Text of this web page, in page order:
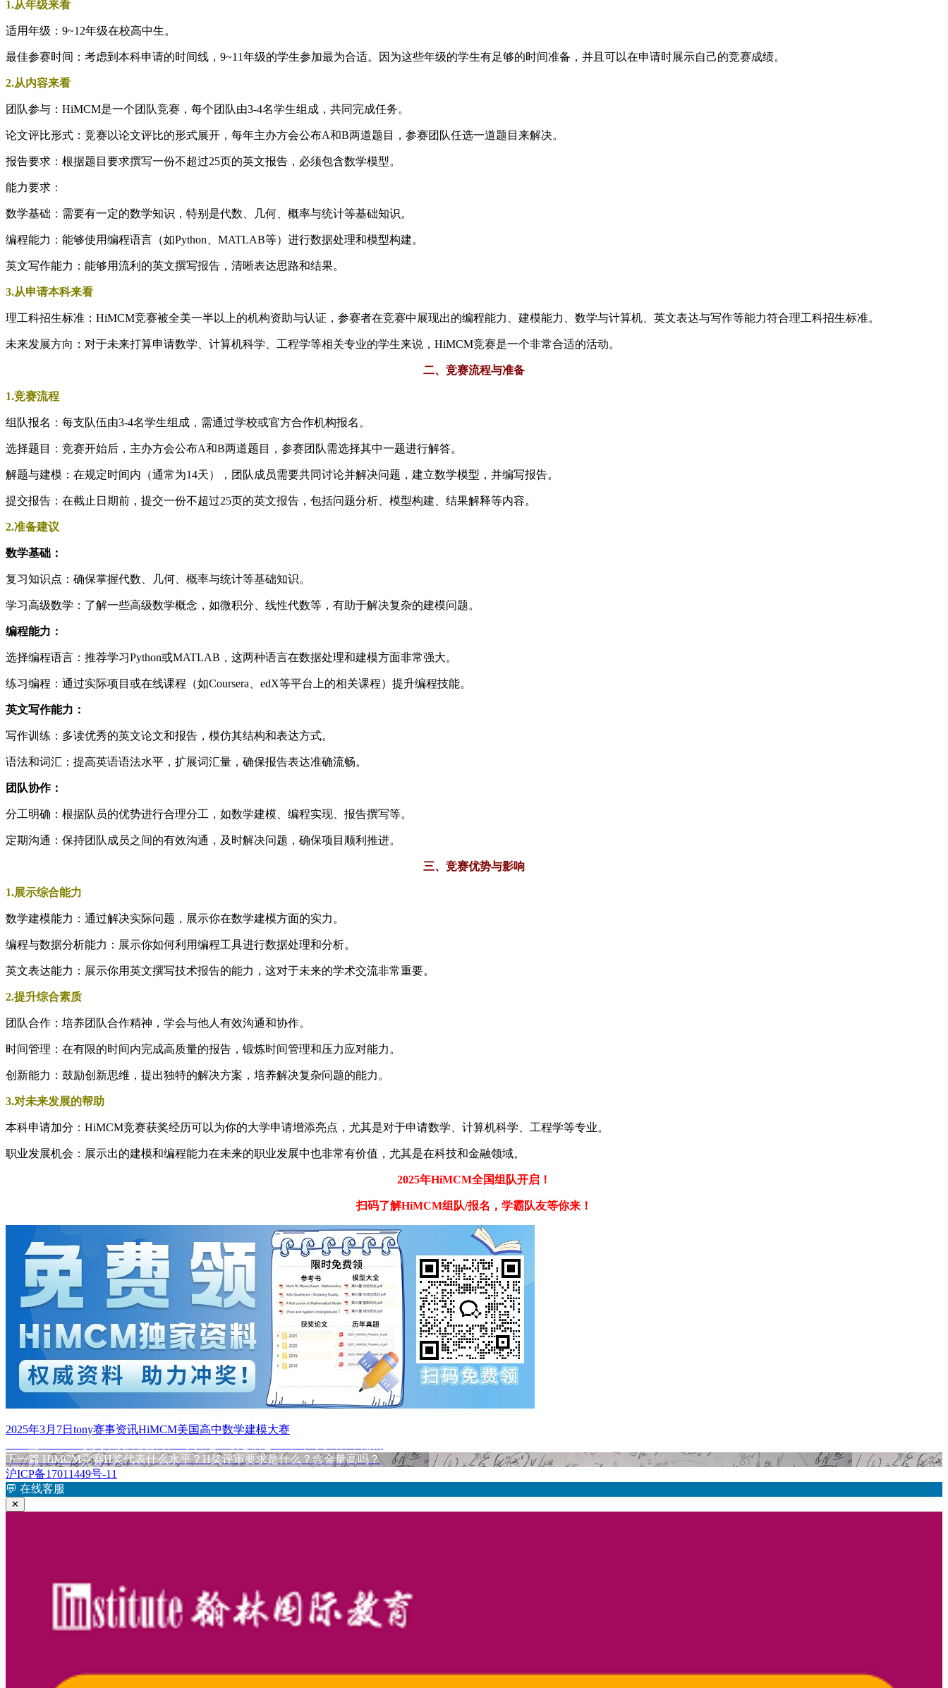
1.从年级来看
适用年级：9~12年级在校高中生。
最佳参赛时间：考虑到本科申请的时间线，9~11年级的学生参加最为合适。因为这些年级的学生有足够的时间准备，并且可以在申请时展示自己的竞赛成绩。
2.从内容来看
团队参与：HiMCM是一个团队竞赛，每个团队由3-4名学生组成，共同完成任务。
论文评比形式：竞赛以论文评比的形式展开，每年主办方会公布A和B两道题目，参赛团队任选一道题目来解决。
报告要求：根据题目要求撰写一份不超过25页的英文报告，必须包含数学模型。
能力要求：
数学基础：需要有一定的数学知识，特别是代数、几何、概率与统计等基础知识。
编程能力：能够使用编程语言（如Python、MATLAB等）进行数据处理和模型构建。
英文写作能力：能够用流利的英文撰写报告，清晰表达思路和结果。
3.从申请本科来看
理工科招生标准：HiMCM竞赛被全美一半以上的机构资助与认证，参赛者在竞赛中展现出的编程能力、建模能力、数学与计算机、英文表达与写作等能力符合理工科招生标准。
未来发展方向：对于未来打算申请数学、计算机科学、工程学等相关专业的学生来说，HiMCM竞赛是一个非常合适的活动。
二、竞赛流程与准备
1.竞赛流程
组队报名：每支队伍由3-4名学生组成，需通过学校或官方合作机构报名。
选择题目：竞赛开始后，主办方会公布A和B两道题目，参赛团队需选择其中一题进行解答。
解题与建模：在规定时间内（通常为14天），团队成员需要共同讨论并解决问题，建立数学模型，并编写报告。
提交报告：在截止日期前，提交一份不超过25页的英文报告，包括问题分析、模型构建、结果解释等内容。
2.准备建议
数学基础：
复习知识点：确保掌握代数、几何、概率与统计等基础知识。
学习高级数学：了解一些高级数学概念，如微积分、线性代数等，有助于解决复杂的建模问题。
编程能力：
选择编程语言：推荐学习Python或MATLAB，这两种语言在数据处理和建模方面非常强大。
练习编程：通过实际项目或在线课程（如Coursera、edX等平台上的相关课程）提升编程技能。
英文写作能力：
写作训练：多读优秀的英文论文和报告，模仿其结构和表达方式。
语法和词汇：提高英语语法水平，扩展词汇量，确保报告表达准确流畅。
团队协作：
分工明确：根据队员的优势进行合理分工，如数学建模、编程实现、报告撰写等。
定期沟通：保持团队成员之间的有效沟通，及时解决问题，确保项目顺利推进。
三、竞赛优势与影响
1.展示综合能力
数学建模能力：通过解决实际问题，展示你在数学建模方面的实力。
编程与数据分析能力：展示你如何利用编程工具进行数据处理和分析。
英文表达能力：展示你用英文撰写技术报告的能力，这对于未来的学术交流非常重要。
2.提升综合素质
团队合作：培养团队合作精神，学会与他人有效沟通和协作。
时间管理：在有限的时间内完成高质量的报告，锻炼时间管理和压力应对能力。
创新能力：鼓励创新思维，提出独特的解决方案，培养解决复杂问题的能力。
3.对未来发展的帮助
本科申请加分：HiMCM竞赛获奖经历可以为你的大学申请增添亮点，尤其是对于申请数学、计算机科学、工程学等专业。
职业发展机会：展示出的建模和编程能力在未来的职业发展中也非常有价值，尤其是在科技和金融领域。
2025年HiMCM全国组队开启！
扫码了解HiMCM组队/报名，学霸队友等你来！
发
于
2025年3月7日 作
tony分
赛事资讯标
HiMCM美国高中数学建模大赛
文
章
导
航
篇
文
章：
下一篇 下
篇
文
HiMCM竞赛H奖代表什么水平？H奖评审要求是什么？含金量高吗？
沪ICP备17011449号-11
💬 在线客服
✕